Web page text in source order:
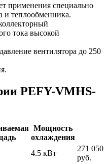
применения специально
и теплообменника.
тока высокой
вентилятора до 250
PEFY-VMHS-
Мощность
охлаждения
4.5 кВт
271 050
руб.